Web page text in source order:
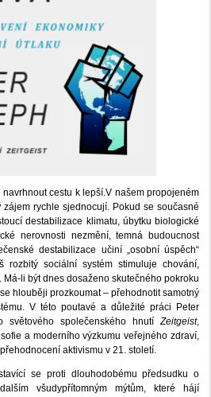
cestu k lepší.V našem propojeném
zájem rychle sjednocují. Pokud se současné
destabilizace klimatu, úbytku biologické
nerovnosti nezmění, temná budoucnost
destabilizace učiní „osobní úspěch“
rozbitý sociální systém stimuluje chování,
li být dnes dosaženo skutečného pokroku
hlouběji prozkoumat – přehodnotit samotný
V této poutavé a důležité práci Peter
světového společenského hnutíZeitgeist,
a moderního výzkumu veřejného zdraví,
aktivismu v 21. století.
se proti dlouhodobému předsudku o
všudypřítomným mýtům, které hájí